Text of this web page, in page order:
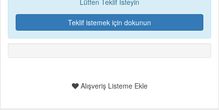
Lütfen Teklif İsteyin
Teklif istemek için dokunun
Alışveriş Listeme Ekle